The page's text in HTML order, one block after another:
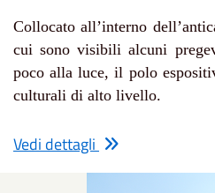
Collocato all’interno
cui sono visibili alcuni
poco alla luce, il polo
culturali di alto livello.
Vedi dettagli